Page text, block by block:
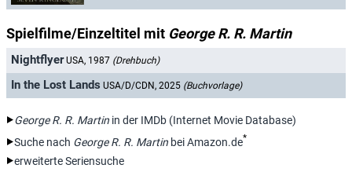
Spielfilme/Einzeltitel mit George R. R. Martin
Nightflyer USA, 1987 (Drehbuch)
In the Lost Lands USA/D/CDN, 2025 (Buchvorlage)
George R. R. Martin in der IMDb (Internet Movie Database)
Suche nach George R. R. Martin bei Amazon.de*
erweiterte Seriensuche